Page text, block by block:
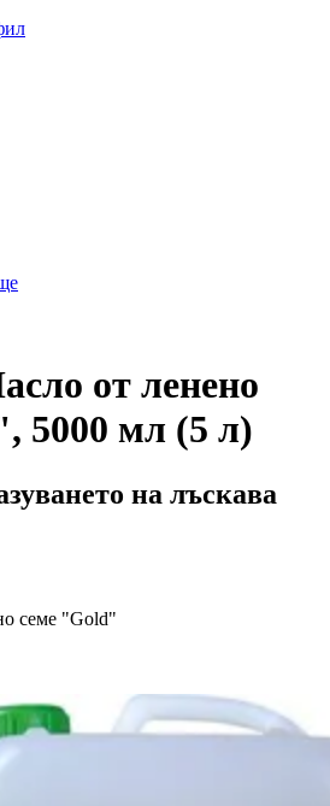
от ленено
5000 мл (5 л)
на лъскава
семе "Gold"